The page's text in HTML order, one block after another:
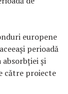
europene
perioadă
absorbției și
către proiecte